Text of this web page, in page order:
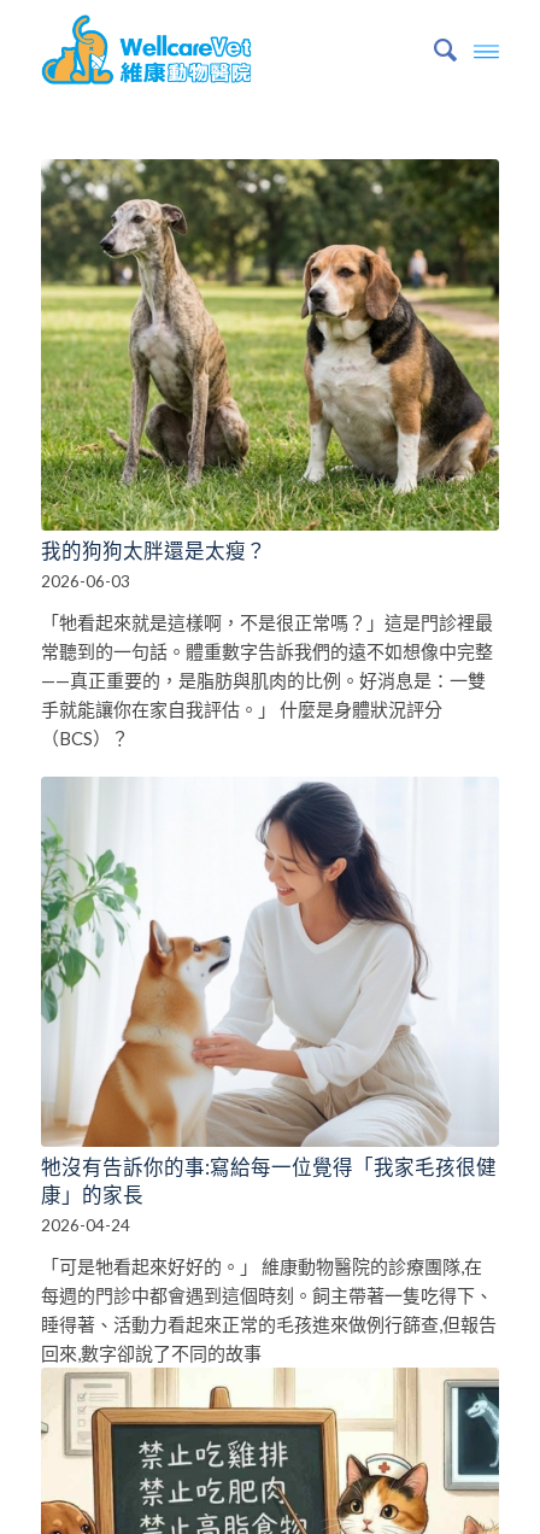
我的狗狗太胖還是太瘦？
2026-06-03
「牠看起來就是這樣啊，不是很正常嗎？」這是門診裡最
常聽到的一句話。體重數字告訴我們的遠不如想像中完整
——真正重要的，是脂肪與肌肉的比例。好消息是：一雙
手就能讓你在家自我評估。」 什麼是身體狀況評分
（BCS）？
牠沒有告訴你的事:寫給每一位覺得「我家毛孩很健
康」的家長
2026-04-24
「可是牠看起來好好的。」 維康動物醫院的診療團隊,在
每週的門診中都會遇到這個時刻。飼主帶著一隻吃得下、
睡得著、活動力看起來正常的毛孩進來做例行篩查,但報告
回來,數字卻說了不同的故事